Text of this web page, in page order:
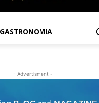
GASTRONOMIA
- Advertisment -